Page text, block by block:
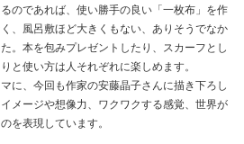
のであれば、使い勝手の良い「一枚布」を作
、風呂敷ほど大きくもない、ありそうでなか
。本を包みプレゼントしたり、スカーフとし
と使い方は人それぞれに楽しめます。
に、今回も作家の安藤晶子さんに描き下ろし
メージや想像力、ワクワクする感覚、世界が
を表現しています。